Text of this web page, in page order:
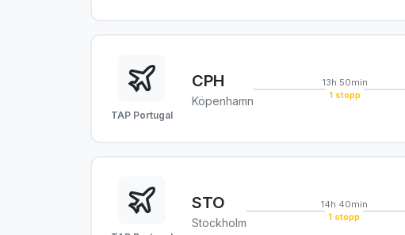
TAP Portugal
CPH
Köpenhamn
13h 50min
1 stopp
STO
Stockholm
14h 40min
1 stopp